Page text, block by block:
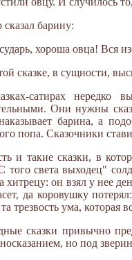
сказал барину:
хороша овца! Вся
сказке, в сущности,
сатирах нередко
Они нужны
барина, а
попа. Сказочники
и такие сказки, в
того света выходец"
хитрецу: он взял у нее
да коровушку
трезвость ума, которая
сказки привычно
но под